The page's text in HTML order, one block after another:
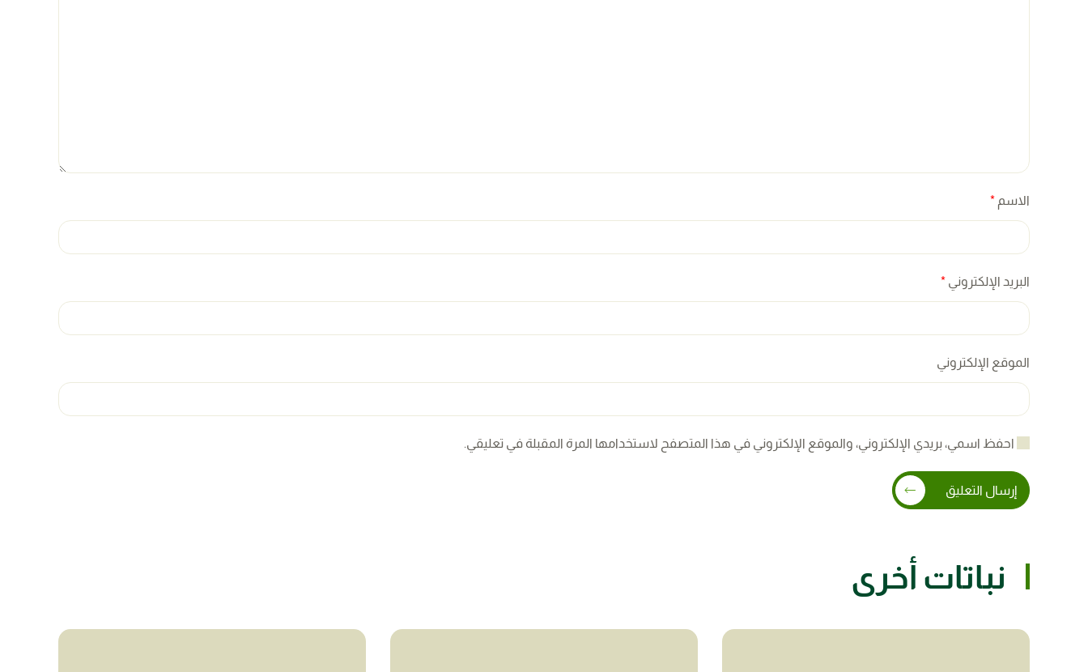
الاسم *
البريد الإلكتروني *
الموقع الإلكتروني
احفظ اسمي، بريدي الإلكتروني، والموقع الإلكتروني في هذا المتصفح لاستخدامها المرة المقبلة في تعليقي.
إرسال التعليق
نباتات أخرى